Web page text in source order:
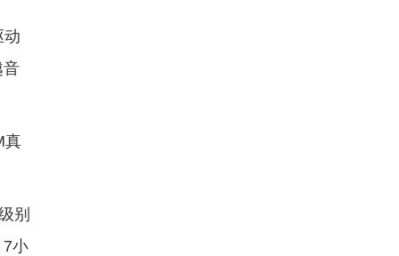
动
音
真
别
7小